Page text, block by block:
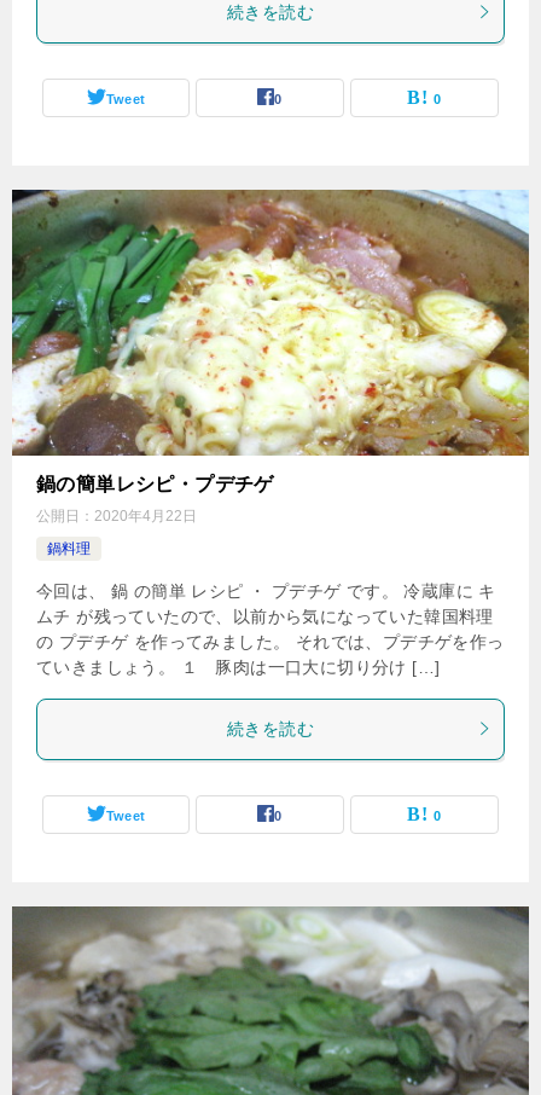
続きを読む
Tweet 0 0
鍋の簡単レシピ・プデチゲ
公開日： 2020年4月22日
鍋料理
今回は、 鍋 の簡単 レシピ ・ プデチゲ です。 冷蔵庫に キ
ムチ が残っていたので、以前から気になっていた韓国料理
の プデチゲ を作ってみました。 それでは、プデチゲを作っ
ていきましょう。 １ 豚肉は一口大に切り分け […]
続きを読む
Tweet 0 0